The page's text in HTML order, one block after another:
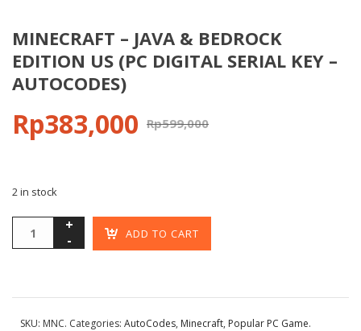
MINECRAFT – JAVA & BEDROCK
EDITION US (PC DIGITAL SERIAL KEY –
AUTOCODES)
Rp599,000
Rp383,000
2 in stock
ADD TO CART
SKU: MNC. Categories: AutoCodes, Minecraft, Popular PC Game.